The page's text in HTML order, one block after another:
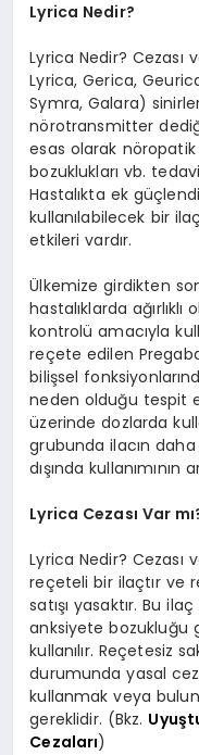
Lyrica Nedir?
Lyrica Nedir? Cezası
Lyrica, Gerica,
Symra, Galara)
nörotransmitter
esas olarak
bozuklukları vb.
Hastalıkta ek
kullanılabilecek bir
etkileri vardır.
Ülkemize girdikten
hastalıklarda
kontrolü amacıyla
reçete edilen
bilişsel
neden olduğu tespit
üzerinde dozlarda
grubunda ilacın
dışında
Lyrica Cezası Var
Lyrica Nedir? Cezası
reçeteli bir ilaçtır ve
satışı yasaktır. Bu
anksiyete bozukluğu
kullanılır. Reçetesiz
durumunda yasal
kullanmak veya
gereklidir. (Bkz.
Cezaları)